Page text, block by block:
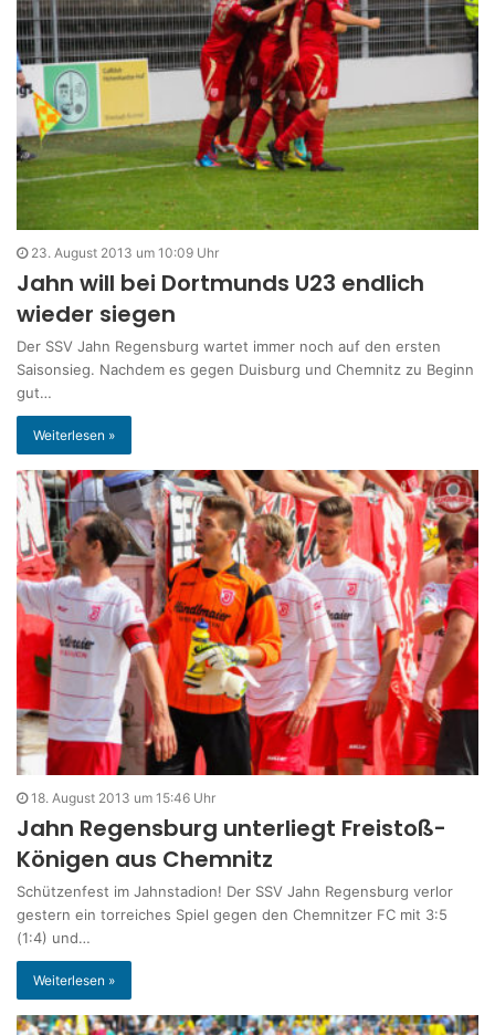
23. August 2013 um 10:09 Uhr
Jahn will bei Dortmunds U23 endlich
wieder siegen
Der SSV Jahn Regensburg wartet immer noch auf den ersten
Saisonsieg. Nachdem es gegen Duisburg und Chemnitz zu Beginn
gut…
Weiterlesen »
18. August 2013 um 15:46 Uhr
Jahn Regensburg unterliegt Freistoß-
Königen aus Chemnitz
Schützenfest im Jahnstadion! Der SSV Jahn Regensburg verlor
gestern ein torreiches Spiel gegen den Chemnitzer FC mit 3:5
(1:4) und…
Weiterlesen »